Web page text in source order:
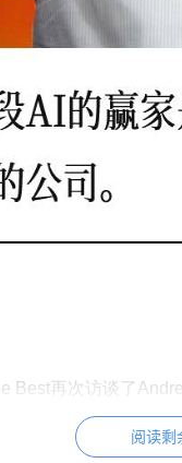
Best再次访谈了
AI正在重塑技术和地
们还分享了对全球
阅读剩